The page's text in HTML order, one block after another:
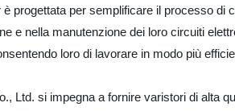
progettata per semplificare il processo
e nella manutenzione dei loro circuiti
loro di lavorare in modo più
Ltd. si impegna a fornire varistori di alta